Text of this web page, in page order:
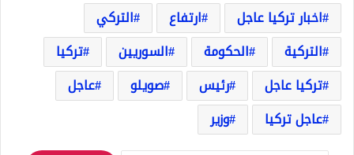
اخبار تركيا عاجل
ارتفاع
التركي
التركية
الحكومة السوريين
تركيا
تركيا عاجل
رئيس صويلو
عاجل
عاجل تركيا
وزير